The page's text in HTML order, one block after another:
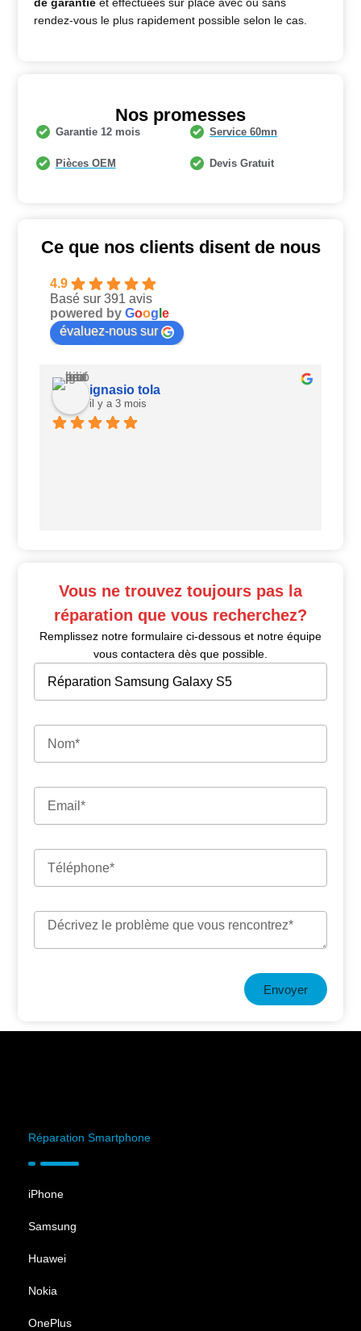
rendez-vous le plus rapidement possible selon le cas.
Nos promesses
Garantie 12 mois Service 60mn
Pièces OEM Devis Gratuit
Ce que nos clients disent de nous
4.9
Basé sur 391 avis
powered byGoog le
évaluez-nous sur
ignasio tola
il y a 3 mois
Vous ne trouvez toujours pas la
réparation que vous recherchez?
Remplissez notre formulaire ci-dessous et notre équipe
vous contactera dès que possible.
Envoyer
Réparation Smartphone
iPhone
Samsung
Huawei
Nokia
OnePlus